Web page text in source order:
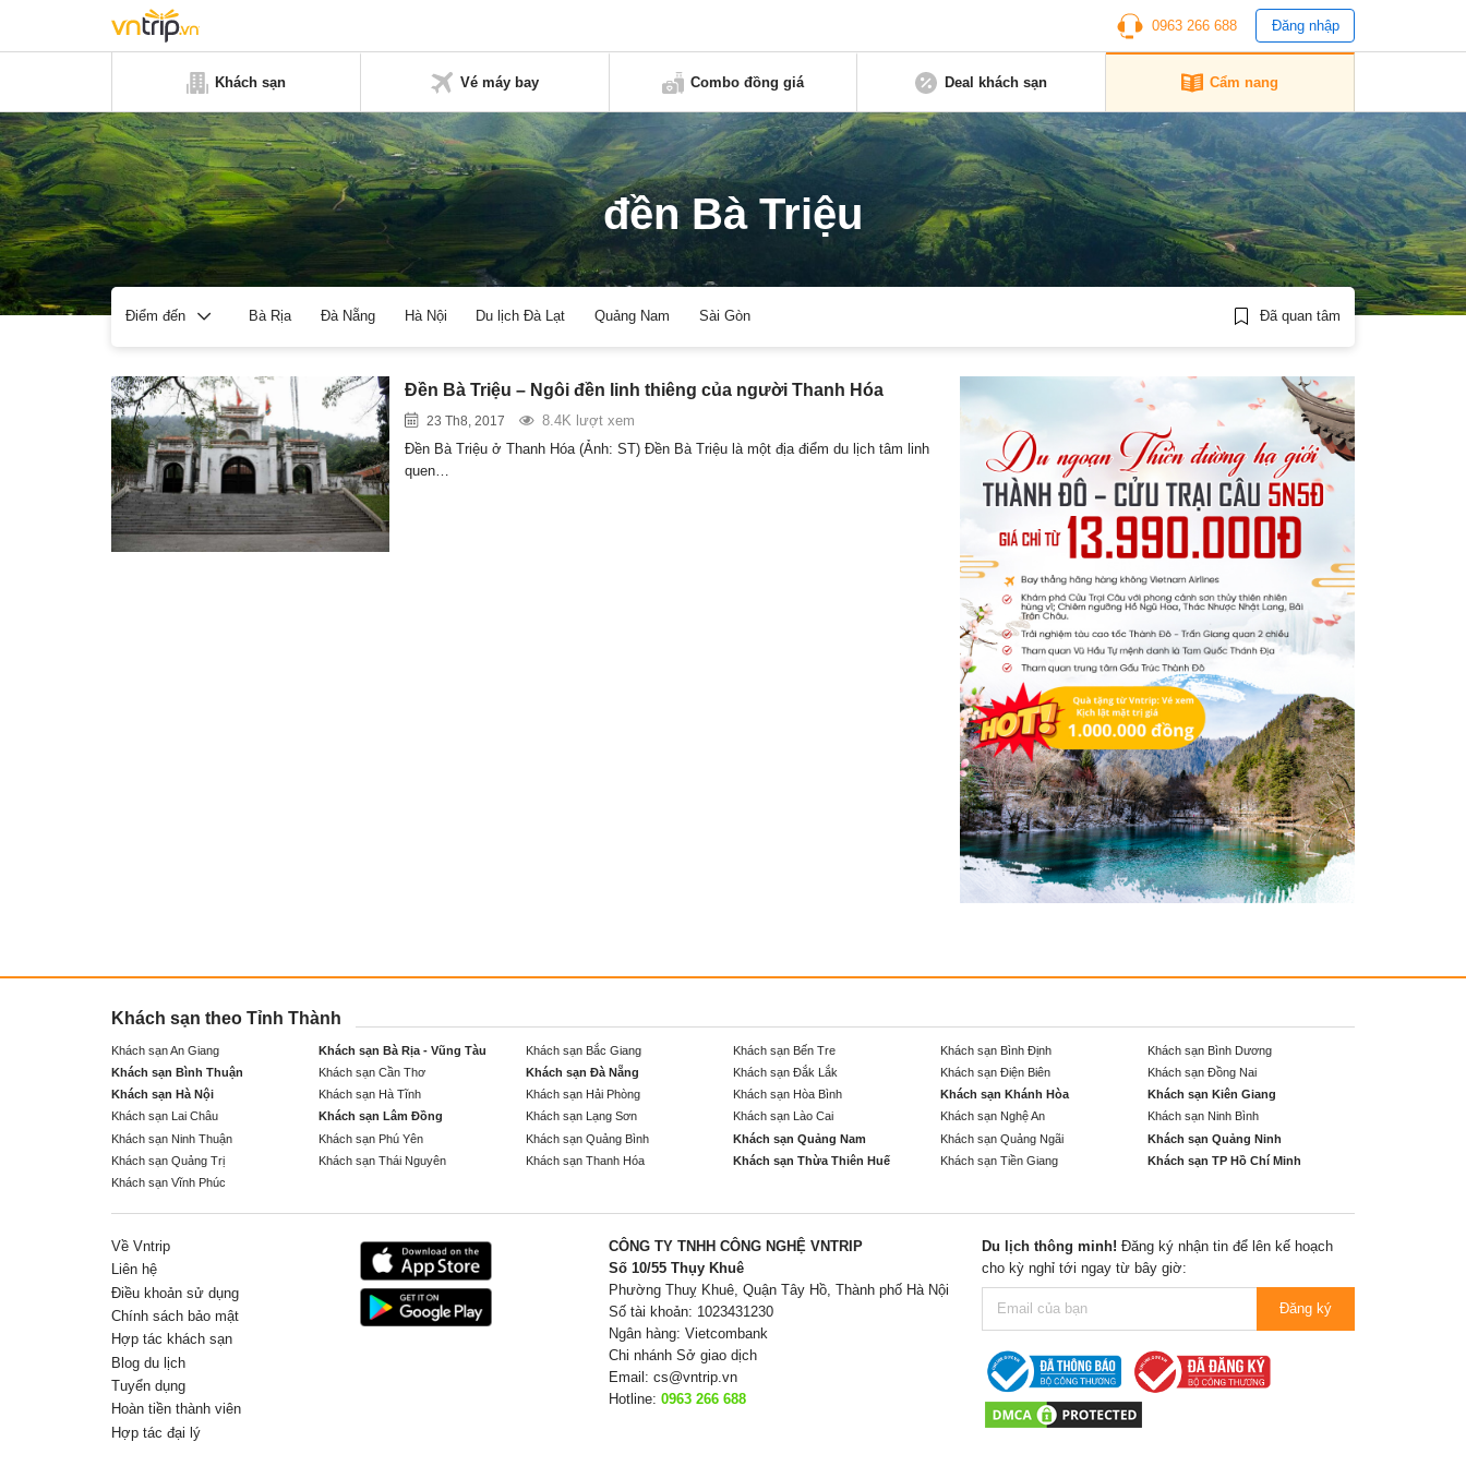
0963 266 688 Đăng nhập
Khách sạn Vé máy bay Combo đồng giá Deal khách sạn Cẩm nang
đền Bà Triệu
Điểm đến Bà Rịa Đà Nẵng Hà Nội Du lịch Đà Lạt Quảng Nam Sài Gòn Đã quan tâm
Đền Bà Triệu – Ngôi đền linh thiêng của người Thanh Hóa
23 Th8, 2017
8.4K lượt xem
Đền Bà Triệu ở Thanh Hóa (Ảnh: ST) Đền Bà Triệu là một địa điểm du lịch tâm linh
quen…
Khách sạn theo Tỉnh Thành
Khách sạn An Giang Khách sạn Bà Rịa - Vũng Tàu Khách sạn Bắc Giang Khách sạn Bến Tre Khách sạn Bình Định
Khách sạn Bình Dương
Khách sạn Bình Thuận
Khách sạn Cần Thơ Khách sạn Đà Nẵng Khách sạn Đắk Lắk Khách sạn Điện Biên
Khách sạn Đồng Nai
Khách sạn Hà Nội
Khách sạn Hà Tĩnh Khách sạn Hải Phòng Khách sạn Hòa Bình Khách sạn Khánh Hòa
Khách sạn Kiên Giang
Khách sạn Lai Châu
Khách sạn Lâm Đồng Khách sạn Lạng Sơn Khách sạn Lào Cai Khách sạn Nghệ An
Khách sạn Ninh Bình
Khách sạn Ninh Thuận
Khách sạn Phú Yên Khách sạn Quảng Bình Khách sạn Quảng Nam Khách sạn Quảng Ngãi
Khách sạn Quảng Ninh
Khách sạn Quảng Trị
Khách sạn Thái Nguyên Khách sạn Thanh Hóa Khách sạn Thừa Thiên Huế Khách sạn Tiền Giang
Khách sạn TP Hồ Chí Minh
Khách sạn Vĩnh Phúc
Về Vntrip
Liên hệ
Điều khoản sử dụng
Chính sách bảo mật
Hợp tác khách sạn
Blog du lịch
Tuyển dụng
Hoàn tiền thành viên
Hợp tác đại lý
CÔNG TY TNHH CÔNG NGHỆ VNTRIP
Số 10/55 Thụy Khuê
Phường Thuỵ Khuê, Quận Tây Hồ, Thành phố Hà Nội
Số tài khoản: 1023431230
Ngân hàng: Vietcombank
Chi nhánh Sở giao dịch
Email: cs@vntrip.vn
Hotline: 0963 266 688
Du lịch thông minh! Đăng ký nhận tin để lên kế hoạch
cho kỳ nghỉ tới ngay từ bây giờ:
Đăng ký